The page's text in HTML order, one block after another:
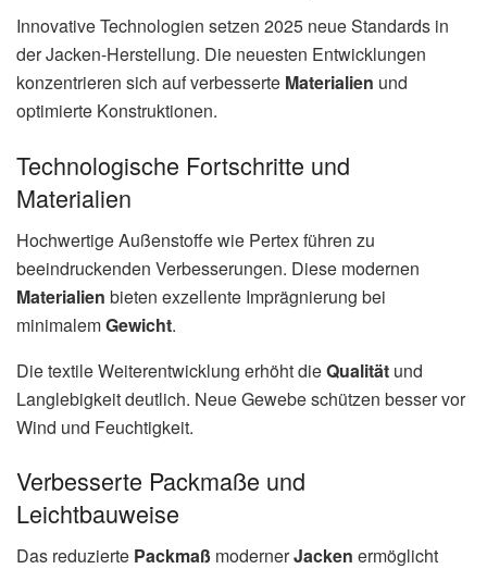
Innovative Technologien setzen 2025 neue Standards in
der Jacken-Herstellung. Die neuesten Entwicklungen
konzentrieren sich auf verbesserte Materialien und
optimierte Konstruktionen.
Technologische Fortschritte und
Materialien
Hochwertige Außenstoffe wie Pertex führen zu
beeindruckenden Verbesserungen. Diese modernen
Materialien bieten exzellente Imprägnierung bei
minimalemGewicht.
Die textile Weiterentwicklung erhöht dieQualität und
Langlebigkeit deutlich. Neue Gewebe schützen besser vor
Wind und Feuchtigkeit.
Verbesserte Packmaße und
Leichtbauweise
Das reduzierte Packmaß modernerJacken ermöglicht